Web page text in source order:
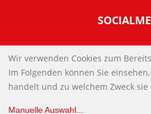
Tipps zur Nutzung der
Banner und E-
Links
Kontakt
Werden Sie
Spenden Sie
Wir verwenden Cookies zum
Im Folgenden können Sie
handelt und zu welchem Zweck
Manuelle Auswahl...